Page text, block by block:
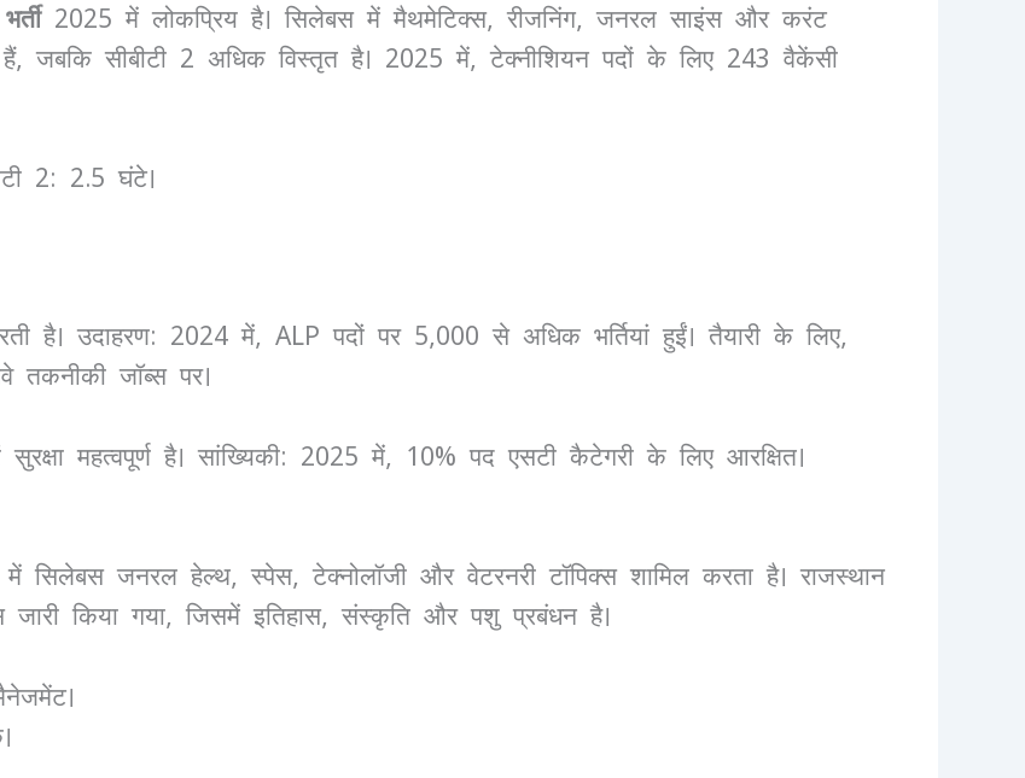
2025 में लोकप्रिय है। सिलेबस में मैथमेटिक्स, रीजनिंग, जनरल साइंस और करंट
जबकि सीबीटी 2 अधिक विस्तृत है। 2025 में, टेक्नीशियन पदों के लिए 243 वैकेंसी
2: 2.5 घंटे।
है। उदाहरण: 2024 में, ALP पदों पर 5,000 से अधिक भर्तियां हुईं। तैयारी के लिए,
तकनीकी जॉब्स पर।
महत्वपूर्ण है। सांख्यिकी: 2025 में, 10% पद एसटी कैटेगरी के लिए आरक्षित।
सिलेबस जनरल हेल्थ, स्पेस, टेक्नोलॉजी और वेटरनरी टॉपिक्स शामिल करता है। राजस्थान
जारी किया गया, जिसमें इतिहास, संस्कृति और पशु प्रबंधन है।